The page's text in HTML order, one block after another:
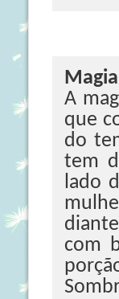
Magia
A
que
do
tem
lado
com